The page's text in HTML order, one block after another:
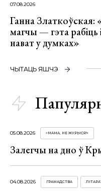
07.08.2026
Ганна Златкоўская:
магчы — гэта рабіць
нават у думках»
ЧЫТАЦЬ ЯШЧЭ
05.08.2026 «МАМА, НЕ ЖУРЫСЯ!»
Залегчы на дно ў
04.08.2026 ГРАМАДСТВА